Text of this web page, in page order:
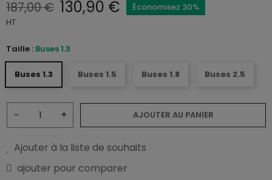
187,00 € 130,90 €
Économisez 30%
HT
Taille : Buses 1.3
Buses 1.3 Buses 1.5 Buses 1.8 Buses 2.5
− + AJOUTER AU PANIER
Ajouter à la liste de souhaits
ajouter pour comparer